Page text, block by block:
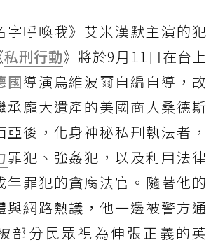
字呼喚我》艾米漢默主演的犯
私刑行動》將於9月11日在台上
國導演烏維波爾自編自導，故
承龐大遺產的美國商人桑德斯
亞後，化身神秘私刑執法者，
罪犯、強姦犯，以及利用法律
年罪犯的貪腐法官。隨著他的
與網路熱議，他一邊被警方通
部分民眾視為伸張正義的英